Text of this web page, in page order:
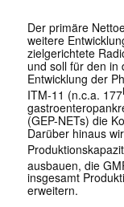
Der primäre
weitere
zielgerichtete
und soll für den in
Entwicklung der
ITM-11 (n.c.a. 177
(GEP-NETs) die
Darüber hinaus
ausbauen, die
insgesamt
erweitern.